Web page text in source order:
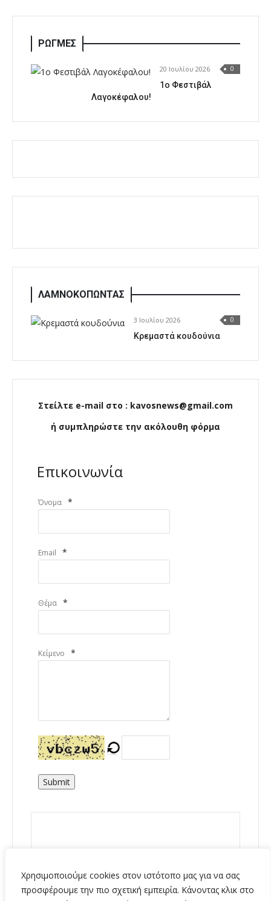
Χρησιμοποιούμε cookies στον ιστότοπο μας για να σας
προσφέρουμε την πιο σχετική εμπειρία. Κάνοντας κλικ στο
ΡΩΓΜΕΣ
20 Ιουλίου 2026 0
1o Φεστιβάλ
Λαγοκέφαλου!
ΛΑΜΝΟΚΟΠΩΝΤΑΣ
3 Ιουλίου 2026 0
Κρεμαστά κουδούνια
Στείλτε e-mail στο : kavosnews@gmail.com
ή συμπληρώστε την ακόλουθη φόρμα
Επικοινωνία
Όνομα *
Email *
Θέμα *
Κείμενο *
Submit